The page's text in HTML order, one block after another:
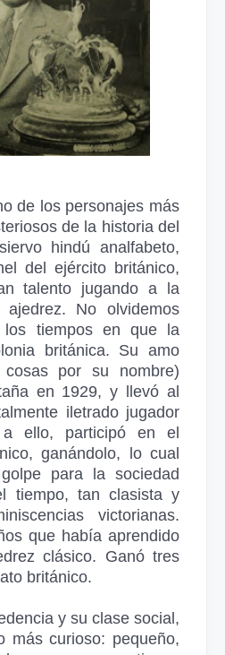
de los personajes más
de la historia del
hindú analfabeto,
del ejército británico,
talento jugando a la
No olvidemos
los tiempos en que la
británica. Su amo
por su nombre)
en 1929, y llevó al
iletrado jugador
ello, participó en el
ganándolo, lo cual
para la sociedad
tiempo, tan clasista y
victorianas.
que había aprendido
clásico. Ganó tres
británico.
y su clase social,
más curioso: pequeño,